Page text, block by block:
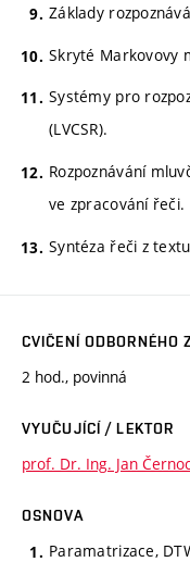
Základy
Skryté Markovovy
Systémy pro
(LVCSR).
Rozpoznávání
ve zpracování řeči.
Syntéza řeči z
CVIČENÍ ODBORNÉHO
2 hod., povinná
VYUČUJÍCÍ / LEKTOR
prof. Dr. Ing. Jan
OSNOVA
Paramatrizace,